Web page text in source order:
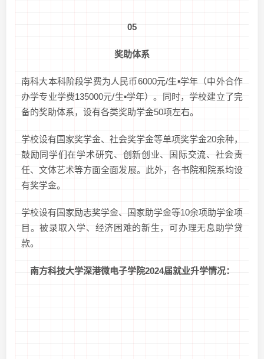
05
奖助体系
南科大本科阶段学费为人民币6000元/生▪学年（中外合作
办学专业学费135000元/生▪学年）。同时，学校建立了完
备的奖助体系，设有各类奖助学金50项左右。
学校设有国家奖学金、社会奖学金等单项奖学金20余种，
鼓励同学们在学术研究、创新创业、国际交流、社会责
任、文体艺术等方面全面发展。此外，各书院和院系均设
有奖学金。
学校设有国家励志奖学金、国家助学金等10余项助学金项
目。被录取入学、经济困难的新生，可办理无息助学贷
款。
南方科技大学深港微电子学院2024届就业升学情况：